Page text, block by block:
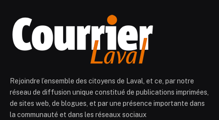
Rejoindre l’ensemble des citoyens de Laval, et ce, par notre
réseau de diffusion unique constitué de publications imprimées,
de sites web, de blogues, et par une présence importante dans
la communauté et dans les réseaux sociaux